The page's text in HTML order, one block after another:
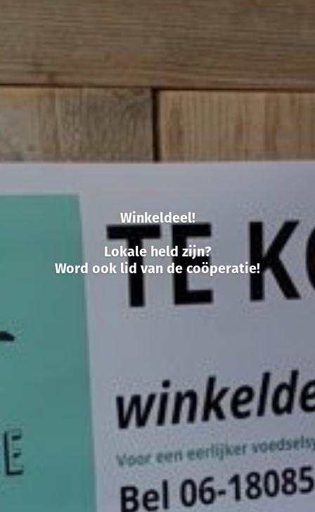
Winkeldeel!
Lokale held zijn?
Word ook lid van de coöperatie!